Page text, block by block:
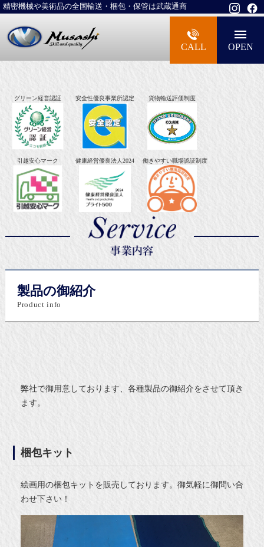
精密機械や美術品の全国輸送・梱包・保管は武蔵通商
大型精密機械・美術品・高級楽器の梱包・
CALL OPEN
グリーン経営認証 安全性優良事業所認定 貨物輸送評価制度
引越安心マーク 健康経営優良法人2024 働きやすい職場認証制度
製品の御紹介
Product info
弊社で御用意しております、各種製品の御紹介をさせて頂き
ます。
梱包キット
絵画用の梱包キットを販売しております。御気軽に御問い合
わせ下さい！